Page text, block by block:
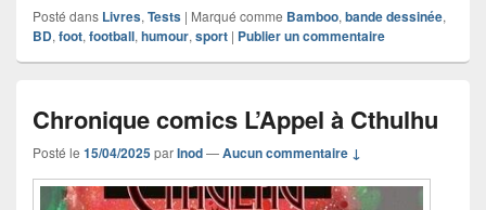
Posté dans Livres, Tests | Marqué comme Bamboo, bande dessinée,
BD, foot, football, humour, sport | Publier un commentaire
Chronique comics L’Appel à Cthulhu
Posté le 15/04/2025parInod—Aucun commentaire ↓